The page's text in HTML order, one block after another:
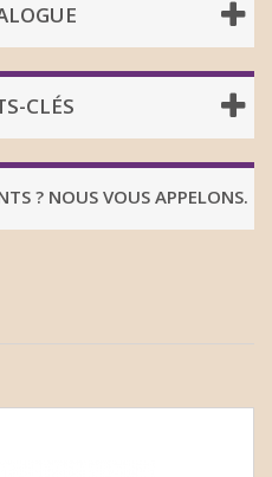
CLÉS
? NOUS VOUS APPELONS.